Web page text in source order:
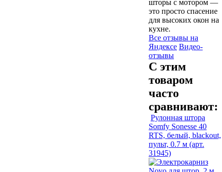
шторы с мотором —
это просто спасение
для высоких окон на
кухне.
Все отзывы на
Яндексе Видео-
отзывы
С этим
товаром
часто
сравнивают:
Рулонная штора
Somfy Sonesse 40
RTS, белый, blackout,
пульт, 0.7 м (арт.
31945)